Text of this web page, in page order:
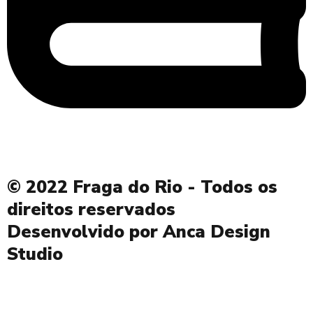
© 2022 Fraga do Rio - Todos os
direitos reservados
Desenvolvido por Anca Design
Studio